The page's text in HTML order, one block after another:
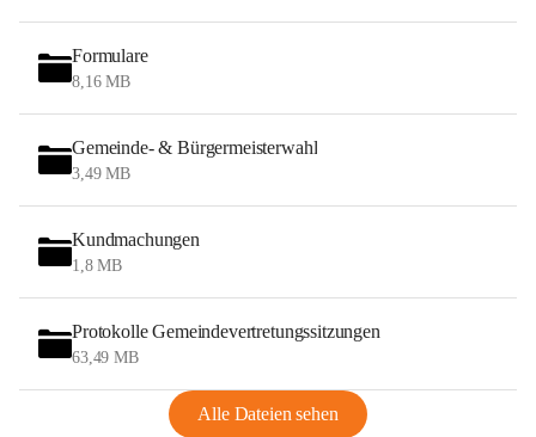
Formulare
8,16 MB
Gemeinde- & Bürgermeisterwahl
3,49 MB
Kundmachungen
1,8 MB
Protokolle Gemeindevertretungssitzungen
63,49 MB
Alle Dateien sehen